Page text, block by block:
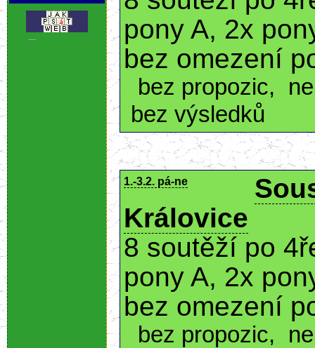
pony A, 2x
bez omezení
bez propozic,
bez výsledků
1.-3.2. pá-ne
Královice
8 soutěží po
pony A, 2x
bez omezení
bez propozic,